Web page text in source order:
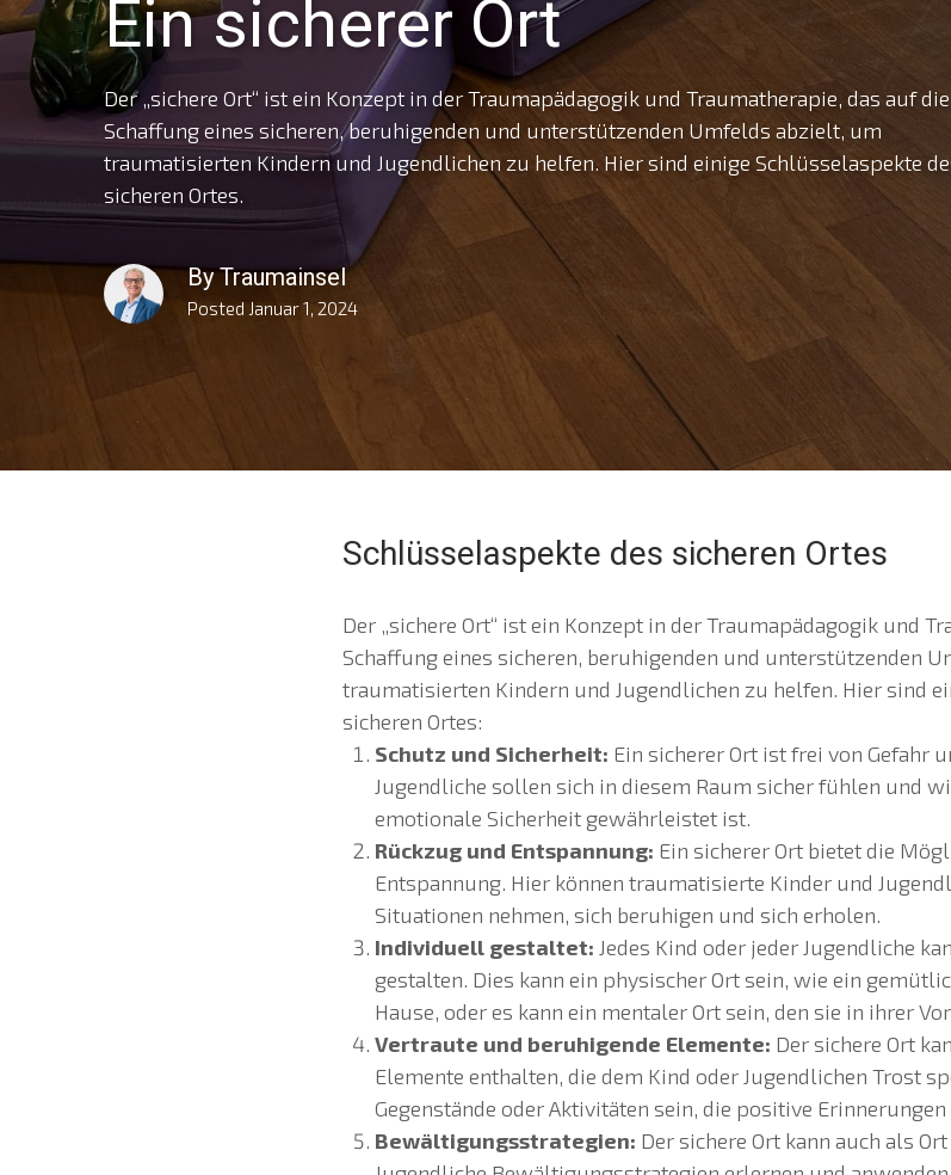
Ein sicherer Ort
Der „sichere Ort“ ist ein Konzept in der Traumapädagogik und Traumatherapie, das auf die
Schaffung eines sicheren, beruhigenden und unterstützenden Umfelds abzielt, um
traumatisierten Kindern und Jugendlichen zu helfen. Hier sind einige Schlüsselaspekte
sicheren Ortes.
ByTraumainsel
Posted Januar 1, 2024
Schlüsselaspekte des sicheren Ortes
Der „sichere Ort“ ist ein Konzept in der Traumapädagogik und
Schaffung eines sicheren, beruhigenden und unterstützenden
traumatisierten Kindern und Jugendlichen zu helfen. Hier sind
sicheren Ortes:
Schutz und Sicherheit: Ein sicherer Ort ist frei von Gefahr
Jugendliche sollen sich in diesem Raum sicher fühlen und
emotionale Sicherheit gewährleistet ist.
Rückzug und Entspannung: Ein sicherer Ort bietet die
Entspannung. Hier können traumatisierte Kinder und
Situationen nehmen, sich beruhigen und sich erholen.
Individuell gestaltet: Jedes Kind oder jeder Jugendliche
gestalten. Dies kann ein physischer Ort sein, wie ein
Hause, oder es kann ein mentaler Ort sein, den sie in ihrer
Vertraute und beruhigende Elemente: Der sichere Ort
Elemente enthalten, die dem Kind oder Jugendlichen Trost
Gegenstände oder Aktivitäten sein, die positive
Bewältigungsstrategien: Der sichere Ort kann auch als